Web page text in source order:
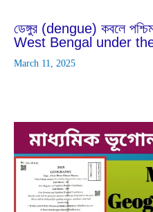
ডেঙ্গুর (dengue) কবলে
West Bengal under
March 11, 2025